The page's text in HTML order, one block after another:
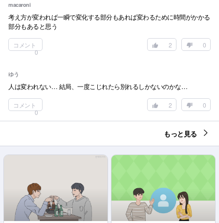
macaroni
考え方が変われば一瞬で変化する部分もあれば変わるために時間がかかる
部分もあると思う
コメント
0
0
2
ゆう
人は変われない… 結局、一度こじれたら別れるしかないのかな…
コメント
0
0
2
もっと見る